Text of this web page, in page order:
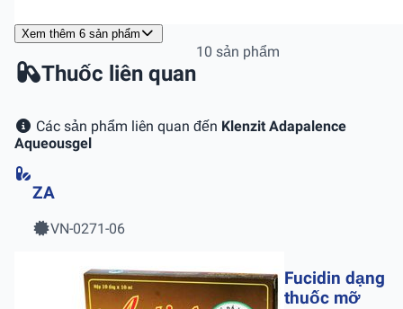
Xem thêm 6 sản phẩm
Thuốc liên quan
10 sản phẩm
Các sản phẩm liên quan đến Klenzit Adapalence
Aqueousgel
ZA
VN-0271-06
Fucidin dạng
thuốc mỡ